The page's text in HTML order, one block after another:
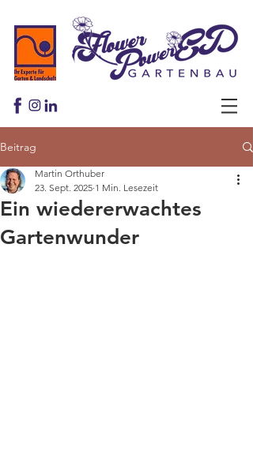
Beitrag
Ein wiedererwachtes
Gartenwunder
Martin Orthuber
23. Sept. 2025 1 Min. Lesezeit